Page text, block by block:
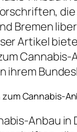
Bremen
Artikel
Cannabis-
ihrem
Cannabis-
Anbau